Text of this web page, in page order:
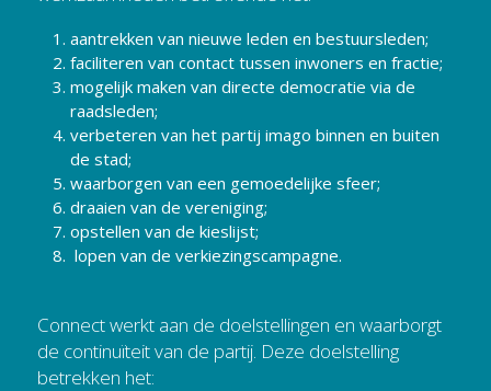
aantrekken van nieuwe leden en bestuursleden;
faciliteren van contact tussen inwoners en fractie;
mogelijk maken van directe democratie via de
raadsleden;
verbeteren van het partij imago binnen en buiten
de stad;
waarborgen van een gemoedelijke sfeer;
draaien van de vereniging;
opstellen van de kieslijst;
lopen van de verkiezingscampagne.
Connect werkt aan de doelstellingen en waarborgt
de continuïteit van de partij. Deze doelstelling
betrekken het: